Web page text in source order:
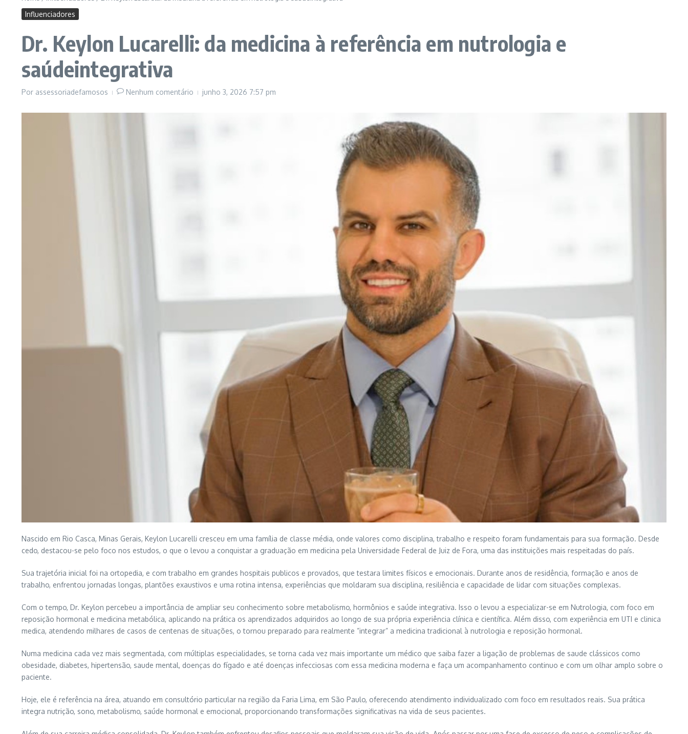
Influenciadores
Dr. Keylon Lucarelli: da medicina à referência em nutrologia e
saúdeintegrativa
Por assessoriadefamosos Nenhum comentário junho 3, 2026 7:57 pm
Nascido em Rio Casca, Minas Gerais, Keylon Lucarelli cresceu em uma família de classe média, onde valores como disciplina, trabalho e respeito foram fundamentais para sua formação. Desde
cedo, destacou-se pelo foco nos estudos, o que o levou a conquistar a graduação em medicina pela Universidade Federal de Juiz de Fora, uma das instituições mais respeitadas do país.
Sua trajetória inicial foi na ortopedia, e com trabalho em grandes hospitais publicos e provados, que testara limites físicos e emocionais. Durante anos de residência, formação e anos de
trabalho, enfrentou jornadas longas, plantões exaustivos e uma rotina intensa, experiências que moldaram sua disciplina, resiliência e capacidade de lidar com situações complexas.
Com o tempo, Dr. Keylon percebeu a importância de ampliar seu conhecimento sobre metabolismo, hormônios e saúde integrativa. Isso o levou a especializar-se em Nutrologia, com foco em
reposição hormonal e medicina metabólica, aplicando na prática os aprendizados adquiridos ao longo de sua própria experiência clínica e científica. Além disso, com experiência em UTI e clinica
medica, atendendo milhares de casos de centenas de situações, o tornou preparado para realmente ”integrar” a medicina tradicional à nutrologia e reposição hormonal.
Numa medicina cada vez mais segmentada, com múltiplas especialidades, se torna cada vez mais importante um médico que saiba fazer a ligação de problemas de saude clássicos como
obesidade, diabetes, hipertensão, saude mental, doenças do fígado e até doenças infecciosas com essa medicina moderna e faça um acompanhamento continuo e com um olhar amplo sobre o
paciente.
Hoje, ele é referência na área, atuando em consultório particular na região da Faria Lima, em São Paulo, oferecendo atendimento individualizado com foco em resultados reais. Sua prática
integra nutrição, sono, metabolismo, saúde hormonal e emocional, proporcionando transformações significativas na vida de seus pacientes.